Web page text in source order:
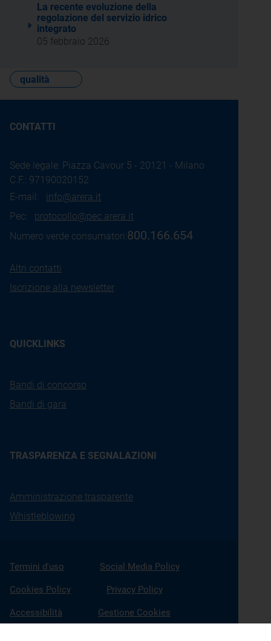
La recente evoluzione della
regolazione del servizio idrico
integrato
05 febbraio 2026
qualità
CONTATTI
Sede legale: Piazza Cavour 5 - 20121 - Milano
C.F.: 97190020152
E-mail: info@arera.it
Pec: protocollo@pec.arera.it
Numero verde consumatori:800.166.654
Altri contatti
Iscrizione alla newsletter
QUICKLINKS
Bandi di concorso
Bandi di gara
TRASPARENZA E SEGNALAZIONI
Amministrazione trasparente
Whistleblowing
Termini d'uso Social Media Policy
Cookies Policy Privacy Policy
Accessibilità Gestione Cookies